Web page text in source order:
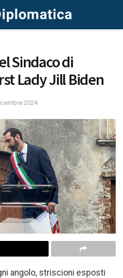
Sindaco di
Lady Jill Biden
2024
angolo, striscioni esposti